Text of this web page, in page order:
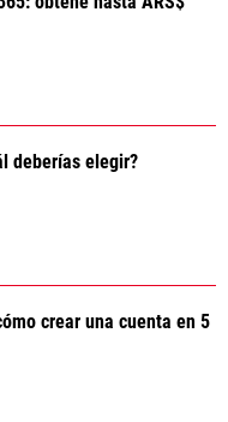
deberías elegir?
crear una cuenta en 5